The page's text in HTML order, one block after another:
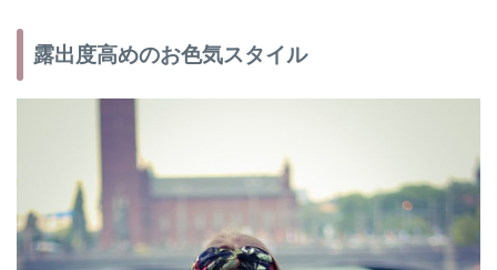
露出度高めのお色気スタイル